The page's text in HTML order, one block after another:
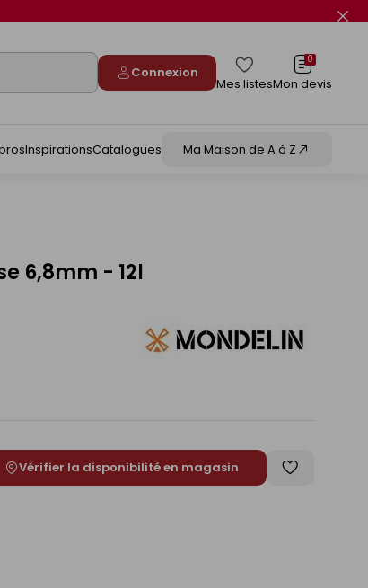
Connexion
Mes listes
0
Mon devis
InspirationsCatalogues Ma Maison de A à Z
6,8mm - 12l
Vérifier la disponibilité en magasin
Enregistrer